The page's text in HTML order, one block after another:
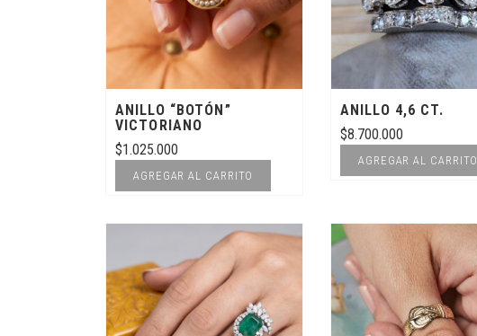
ANILLO “BOTÓN”
VICTORIANO
$1.025.000
AGREGAR AL CARRITO
ANILLO 4,6 CT.
$8.700.000
AGREGAR AL CARRITO